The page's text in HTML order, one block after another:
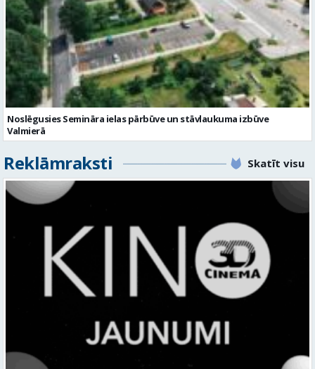
Noslēgusies Semināra ielas pārbūve un stāvlaukuma izbūve
Valmierā
Reklāmraksti Skatīt visu